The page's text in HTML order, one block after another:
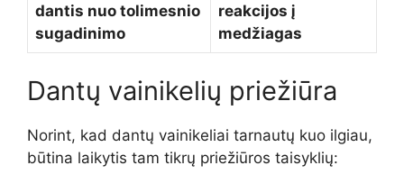
dantis nuo tolimesnio
sugadinimo
reakcijos į
medžiagas
Dantų vainikelių priežiūra
Norint, kad dantų vainikeliai tarnautų kuo ilgiau,
būtina laikytis tam tikrų priežiūros taisyklių: